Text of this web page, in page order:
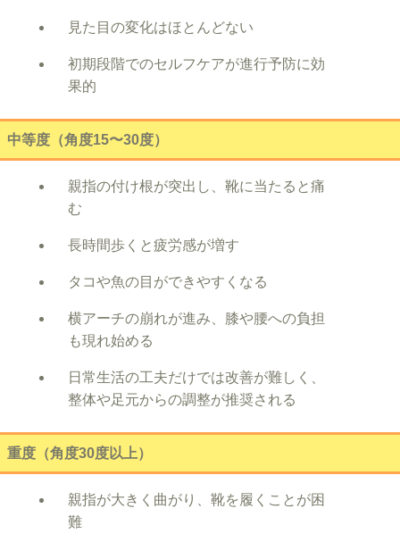
見た目の変化はほとんどない
初期段階でのセルフケアが進行予防に効
果的
中等度（角度15〜30度）
親指の付け根が突出し、靴に当たると痛
む
長時間歩くと疲労感が増す
タコや魚の目ができやすくなる
横アーチの崩れが進み、膝や腰への負担
も現れ始める
日常生活の工夫だけでは改善が難しく、
整体や足元からの調整が推奨される
重度（角度30度以上）
親指が大きく曲がり、靴を履くことが困
難